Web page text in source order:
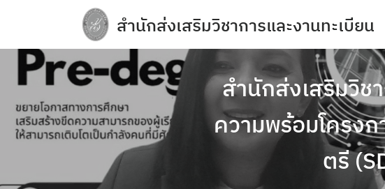
สำนักส่งเสริมวิชาการและงานทะเบียน
e-Service
Regulations you should know and academic
การจัดการความปลอดภัย อาชีวอนามัยและสภาพแวดล้อ
การเปิดเผยข้อมูลสาธารณะ (OIT)
กิจกรรมวิชาการ
ข้อบังคับ ประกาศ
สำนักส่งเสริมวิช
ความพร้อมโครง
ตรี